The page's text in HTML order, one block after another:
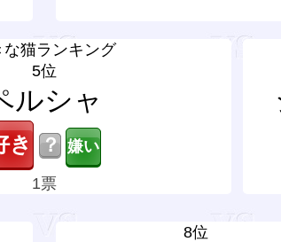
な猫ランキング
5位
ルシャ
？
1票
8位